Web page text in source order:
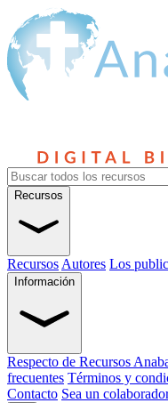
Recursos
Recursos Autores Los
Información
Respecto de Recursos
frecuentes Términos y
Contacto Sea un